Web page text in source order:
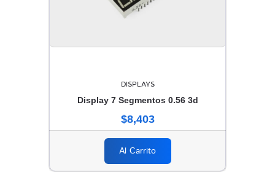
DISPLAYS
Display 7 Segmentos 0.56 3d
$8,403
Al Carrito